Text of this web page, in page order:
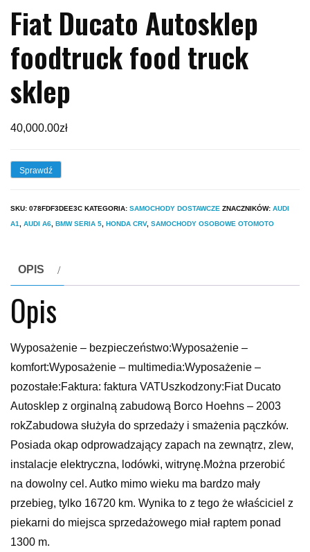
Fiat Ducato Autosklep
foodtruck food truck
sklep
40,000.00zł
Sprawdź
SKU: 078FDF3DEE3C KATEGORIA: SAMOCHODY DOSTAWCZE ZNACZNIKÓW: AUDI
A1, AUDI A6, BMW SERIA 5, HONDA CRV, SAMOCHODY OSOBOWE OTOMOTO
OPIS
Opis
Wyposażenie – bezpieczeństwo:Wyposażenie –
komfort:Wyposażenie – multimedia:Wyposażenie –
pozostałe:Faktura: faktura VATUszkodzony:Fiat Ducato
Autosklep z orginalną zabudową Borco Hoehns – 2003
rokZabudowa służyła do sprzedaży i smażenia pączków.
Posiada okap odprowadzający zapach na zewnątrz, zlew,
instalacje elektryczna, lodówki, witrynę.Można przerobić
na dowolny cel. Autko mimo wieku ma bardzo mały
przebieg, tylko 16720 km. Wynika to z tego że właściciel z
piekarni do miejsca sprzedażowego miał raptem ponad
1300 m.